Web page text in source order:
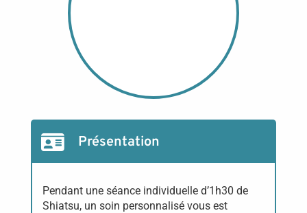
Présentation
Pendant une séance individuelle d’1h30 de
Shiatsu, un soin personnalisé vous est